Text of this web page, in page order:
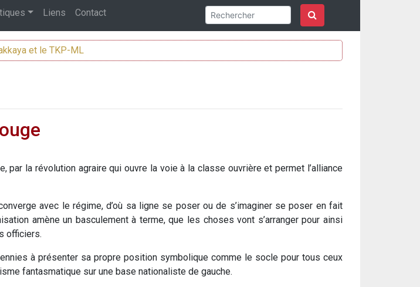
Liens Contact
et le TKP-ML
la révolution agraire qui ouvre la voie à la classe ouvrière et permet l’alliance
avec le régime, d’où sa ligne se poser ou de s’imaginer se poser en fait
amène un basculement à terme, que les choses vont s’arranger pour ainsi
officiers.
à présenter sa propre position symbolique comme le socle pour tous ceux
fantasmatique sur une base nationaliste de gauche.